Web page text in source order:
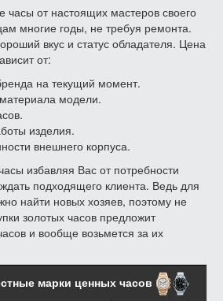
часы от настоящих мастеров своего
многие годы, не требуя ремонта.
вкус и статус обладателя. Цена
от:
на текущий момент.
модели.
изделия.
внешнего корпуса.
избавляя Вас от потребности
подходящего клиента. Ведь для
найти новых хозяев, поэтому не
золотых часов предложит
и вообще возьмется за их
марки ценных часов